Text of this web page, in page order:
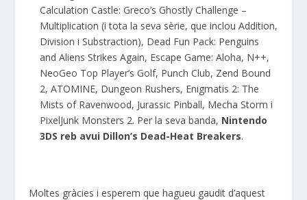
Calculation Castle: Greco’s Ghostly Challenge –
Multiplication (i tota la seva sèrie, que inclou Addition,
Division i Substraction), Dead Fun Pack: Penguins
and Aliens Strikes Again, Escape Game: Aloha, N++,
NeoGeo Top Player’s Golf, Punch Club, Zend Bound
2, ATOMINE, Dungeon Rushers, Enigmatis 2: The
Mists of Ravenwood, Jurassic Pinball, Mecha Storm i
PixelJunk Monsters 2. Per la seva banda, Nintendo
3DS reb avui Dillon’s Dead-Heat Breakers.
Moltes gràcies i esperem que hagueu gaudit d’aquest